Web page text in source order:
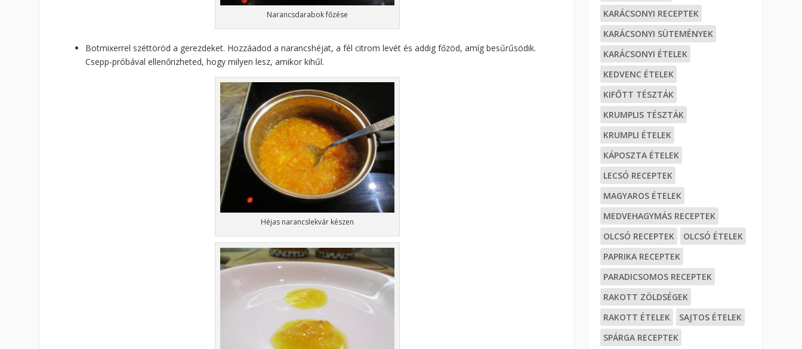
Narancsdarabok főzése
Botmixerrel széttöröd a gerezdeket. Hozzáadod a narancshéjat, a fél citrom levét és addig főzöd, amíg besűrűsödik.
Csepp-próbával ellenőrizheted, hogy milyen lesz, amikor kihűl.
Héjas narancslekvár készen
KARÁCSONYI RECEPTEK
KARÁCSONYI SÜTEMÉNYEK
KARÁCSONYI ÉTELEK
KEDVENC ÉTELEK
KIFŐTT TÉSZTÁK
KRUMPLIS TÉSZTÁK
KRUMPLI ÉTELEK
KÁPOSZTA ÉTELEK
LECSÓ RECEPTEK
MAGYAROS ÉTELEK
MEDVEHAGYMÁS RECEPTEK
OLCSÓ RECEPTEK
OLCSÓ ÉTELEK
PAPRIKA RECEPTEK
PARADICSOMOS RECEPTEK
RAKOTT ZÖLDSÉGEK
RAKOTT ÉTELEK
SAJTOS ÉTELEK
SPÁRGA RECEPTEK